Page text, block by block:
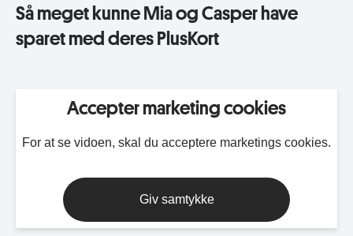
Så meget kunne Mia og Casper have
sparet med deres PlusKort
Accepter marketing cookies
For at se vidoen, skal du acceptere marketings cookies.
Giv samtykke